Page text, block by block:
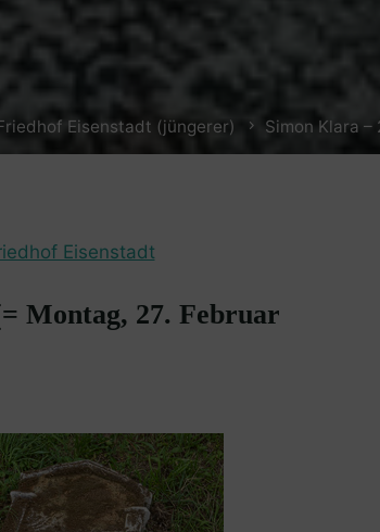
Eisenstadt (jüngerer) Simon Klara –
Eisenstadt
Montag, 27. Februar